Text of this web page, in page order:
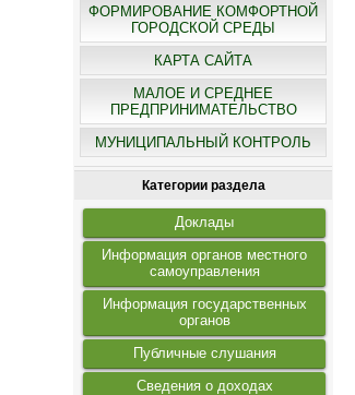
ФОРМИРОВАНИЕ КОМФОРТНОЙ
ГОРОДСКОЙ СРЕДЫ
КАРТА САЙТА
МАЛОЕ И СРЕДНЕЕ
ПРЕДПРИНИМАТЕЛЬСТВО
МУНИЦИПАЛЬНЫЙ КОНТРОЛЬ
Категории раздела
Доклады
Информация органов местного
самоуправления
Информация государственных
органов
Публичные слушания
Сведения о доходах